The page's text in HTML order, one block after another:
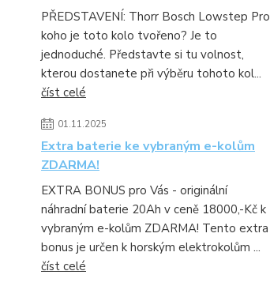
PŘEDSTAVENÍ: Thorr Bosch Lowstep Pro
koho je toto kolo tvořeno? Je to
jednoduché. Představte si tu volnost,
kterou dostanete při výběru tohoto kol...
číst celé
01.11.2025
Extra baterie ke vybraným e-kolům
ZDARMA!
EXTRA BONUS pro Vás - originální
náhradní baterie 20Ah v ceně 18000,-Kč k
vybraným e-kolům ZDARMA! Tento extra
bonus je určen k horským elektrokolům ...
číst celé